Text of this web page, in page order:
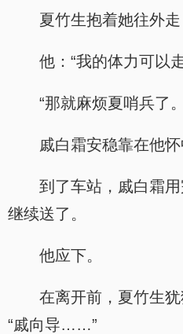
夏竹生抱着她往外走
他：“我的体力可以
“那就麻烦夏哨兵了
戚白霜安稳靠在他怀
到了车站，戚白霜
继续送了。
他应下。
在离开前，夏竹生
“戚向导……”